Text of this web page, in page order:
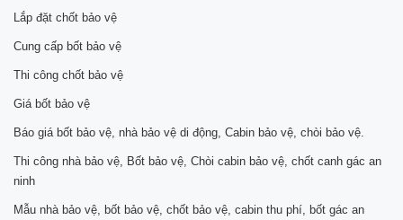
Lắp đặt chốt bảo vệ
Cung cấp bốt bảo vệ
Thi công chốt bảo vệ
Giá bốt bảo vệ
Báo giá bốt bảo vệ, nhà bảo vệ di động, Cabin bảo vệ, chòi bảo vệ.
Thi công nhà bảo vệ, Bốt bảo vệ, Chòi cabin bảo vệ, chốt canh gác an
ninh
Mẫu nhà bảo vệ, bốt bảo vệ, chốt bảo vệ, cabin thu phí, bốt gác an